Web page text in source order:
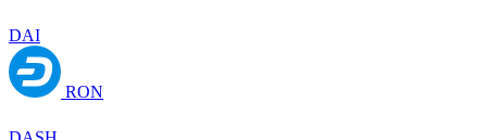
DAI
RON